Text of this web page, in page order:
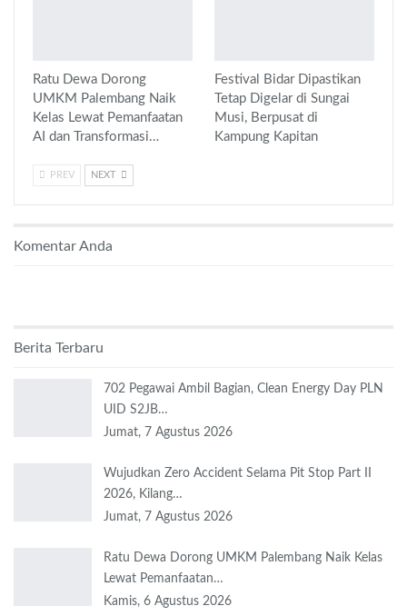
Ratu Dewa Dorong
UMKM Palembang Naik
Kelas Lewat Pemanfaatan
AI dan Transformasi…
Festival Bidar Dipastikan
Tetap Digelar di Sungai
Musi, Berpusat di
Kampung Kapitan
PREV NEXT
Komentar Anda
Berita Terbaru
702 Pegawai Ambil Bagian, Clean Energy Day PLN
UID S2JB…
Jumat, 7 Agustus 2026
Wujudkan Zero Accident Selama Pit Stop Part II
2026, Kilang…
Jumat, 7 Agustus 2026
Ratu Dewa Dorong UMKM Palembang Naik Kelas
Lewat Pemanfaatan…
Kamis, 6 Agustus 2026